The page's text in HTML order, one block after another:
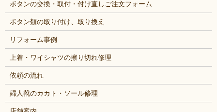
ボタンの交換・取付・付け直しご注文フォーム
ボタン類の取り付け、取り換え
リフォーム事例
上着・ワイシャツの擦り切れ修理
依頼の流れ
婦人靴のカカト・ソール修理